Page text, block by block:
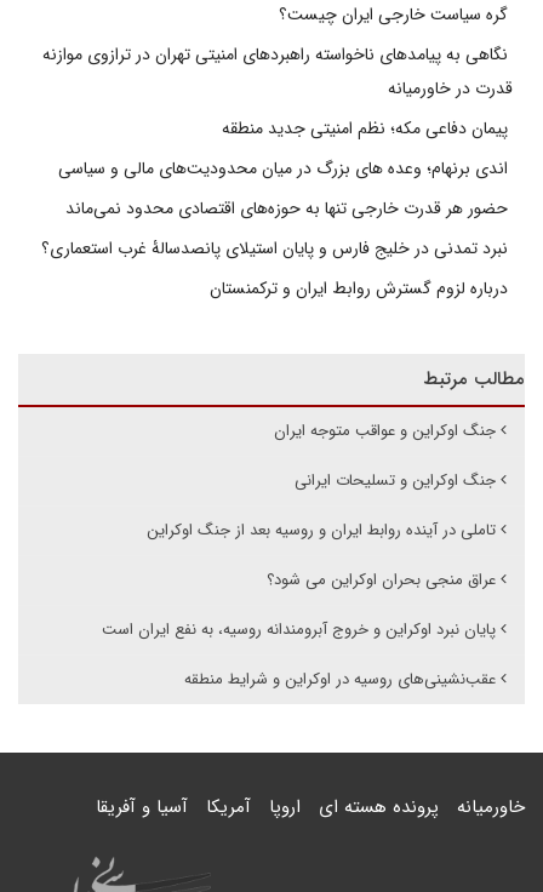
گره سیاست خارجی ایران چیست؟
نگاهی به پیامدهای ناخواسته راهبردهای امنیتی تهران در ترازوی موازنه
قدرت در خاورمیانه
پیمان دفاعی مکه؛ نظم امنیتی جدید منطقه
اندی برنهام؛ وعده های بزرگ در میان محدودیت‌های مالی و سیاسی
حضور هر قدرت خارجی تنها به حوزه‌های اقتصادی محدود نمی‌ماند
نبرد تمدنی در خلیج فارس و پایان استیلای پانصدسالۀ غرب استعماری؟
درباره لزوم گسترش روابط ایران و ترکمنستان
مطالب مرتبط
جنگ اوکراین و عواقب متوجه ایران
جنگ اوکراین و تسلیحات ایرانی
تاملی در آینده روابط ایران و روسیه بعد از جنگ اوکراین
عراق منجی بحران اوکراین می شود؟
پایان نبرد اوکراین و خروج آبرومندانه روسیه، به نفع ایران است
عقب‌نشینی‌های روسیه در اوکراین و شرایط منطقه
خاورمیانه پرونده هسته ای اروپا آمریکا آسیا و آفریقا